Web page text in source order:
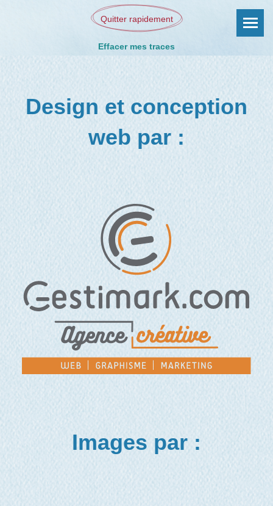
Quitter rapidement
Effacer mes traces
Design et conception
web par :
Images par :